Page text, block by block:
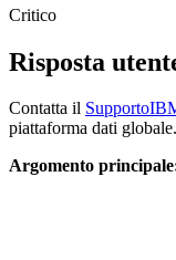
Critico
Risposta
Contatta il
piattaforma dati globale.
Argomento